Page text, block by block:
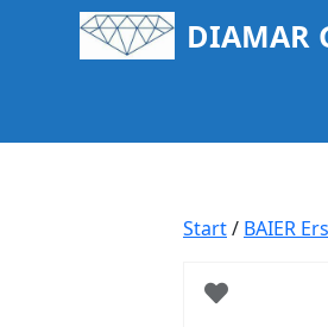
DIAMAR
Start/ BAIER